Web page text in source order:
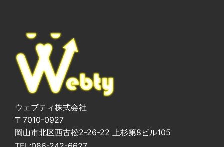
ウェブティ株式会社
〒7010-0927
岡山市北区西古松2-26-22 上杉第8ビル105